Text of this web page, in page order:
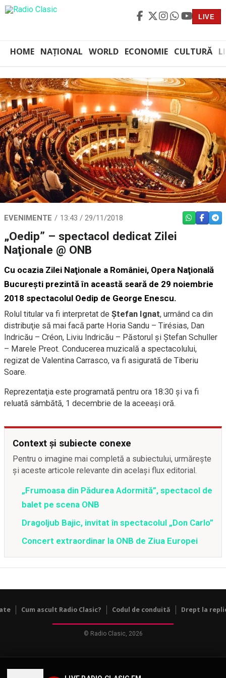
LIVE
HOME NAȚIONAL WORLD ECONOMIE CULTURĂ
EVENIMENTE 13:43 / 29/11/2018 WHATSAPP
„Oedip” – spectacol dedicat Zilei
Naţionale @ ONB
Cu ocazia Zilei Naţionale a României, Opera Naţională
Bucureşti prezintă în această seară de 29 noiembrie
2018 spectacolul Oedip de George Enescu.
Rolul titular va fi interpretat de Ștefan Ignat, urmând ca din
distribuţie să mai facă parte Horia Sandu – Tirésias, Dan
Indricău – Créon, Liviu Indricău – Păstorul şi Ștefan Schuller
– Marele Preot. Conducerea muzicală a spectacolului,
regizat de Valentina Carrasco, va fi asigurată de Tiberiu
Soare.
Reprezentaţia este programată pentru ora 18:30 şi va fi
reluată sâmbătă, 1 decembrie de la aceeași oră.
Context și subiecte conexe
Pentru o imagine mai completă a subiectului, urmărește
și aceste articole relevante din același flux editorial.
„Frumoasa din Pădurea Adormită”, spectacol de
balet pe scena ONB
Dragoljub Bajic, invitat în spectacolul „Don Carlo”
Concert extraordinar la ONB de Ziua Europei
Cum ascult Radio Clasic? Codul de conduită Drept la
© Radio Clasic, 2026